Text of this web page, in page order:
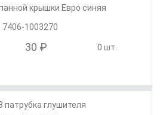
крышки Евро синяя
7406-1003270
30 ₽ 0 шт.
глушителя